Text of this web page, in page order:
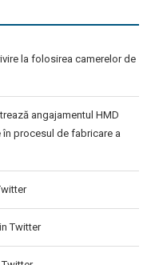
la folosirea camerelor de
angajamentul HMD
procesul de fabricare a
Twitter